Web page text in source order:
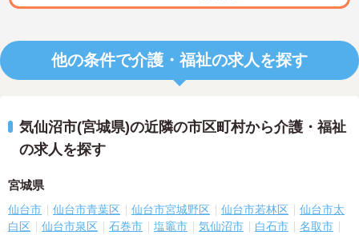
他の条件で介護・福祉の求人を探す
気仙沼市(宮城県)の近隣の市区町村から介護・福祉
の求人を探す
宮城県
仙台市 仙台市青葉区 仙台市宮城野区 仙台市若林区
仙台市太
白区
仙台市泉区 石巻市 塩竈市 気仙沼市 白石市
名取市